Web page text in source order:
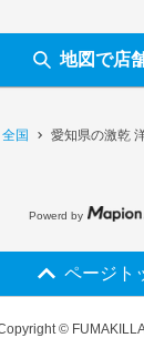
全国 愛知県の激乾
地図で店
Powerd by
ページト
© FUMAKILLA